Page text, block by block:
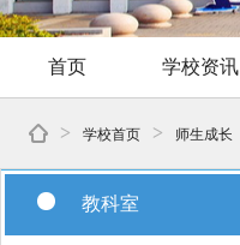
首页 学校资讯
> 学校首页 > 师生成长
教科室